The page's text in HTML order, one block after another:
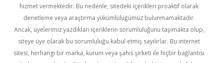
hizmet vermektedir. Bu nedenle, sitedeki içerikleri proaktif olarak
denetleme veya araştırma yükümlülüğümüz bulunmamaktadır.
Ancak, üyelerimiz yazdıkları içeriklerin sorumluluğunu taşımakta olup,
siteye üye olarak bu sorumluluğu kabul etmiş sayılırlar. Bu internet
sitesi, herhangi bir marka, kurum veya şahıs şirketi ile hiçbir bağlantısı